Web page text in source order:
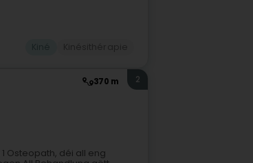
370 m 2
Osteopath, déi all eng